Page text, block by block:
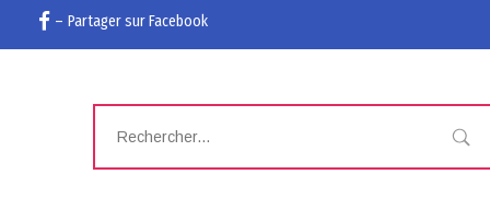
– Partager sur Facebook